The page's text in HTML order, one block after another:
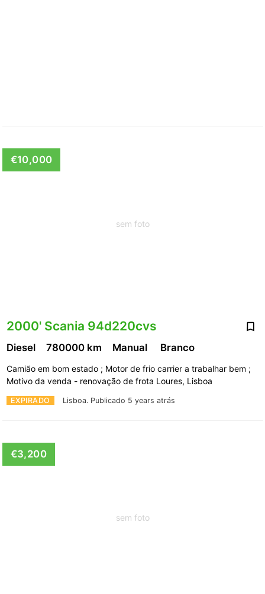
sem foto
€10,000
2000' Scania 94d220cvs
EXPIRADO Lisboa. Publicado 5 years atrás
Diesel 780000 km Manual Branco
Camião em bom estado ; Motor de frio carrier a trabalhar bem ;
Motivo da venda - renovação de frota Loures, Lisboa
sem foto
€3,200